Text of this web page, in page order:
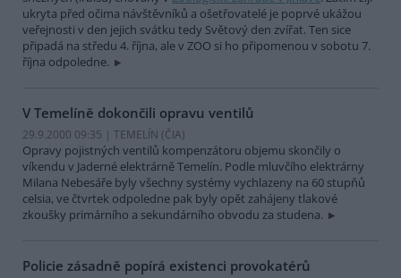
ukryta před očima návštěvníků a ošetřovatelé je poprvé ukážou
veřejnosti v den jejich svátku tedy Světový den zvířat. Ten sice
připadá na středu 4. října, ale v ZOO si ho připomenou v sobotu 7.
října odpoledne.
V Temelíně dokončili opravu ventilů
29.9.2000 09:35 | TEMELÍN (ČIA)
Opravy pojistných ventilů kompenzátoru objemu skončily o
víkendu v Jaderné elektrárně Temelín. Podle mluvčího elektrárny
Milana Nebesáře byly všechny systémy vychlazeny na 60 stupňů
celsia, ve čtvrtek odpoledne pak byly opět zahájeny tlakové
zkoušky primárního a sekundárního obvodu za studena.
Policie zásadně popírá existenci provokatérů